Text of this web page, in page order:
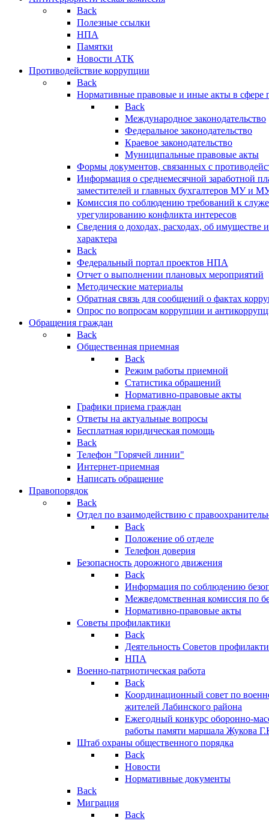
Back
Полезные ссылки
НПА
Памятки
Новости АТК
Противодействие коррупции
Back
Нормативные правовые и иные акты в сфере
Back
Международное законодательство
Федеральное законодательство
Краевое законодательство
Муниципальные правовые акты
Формы документов, связанных с
Информация о среднемесячной заработной
заместителей и главных бухгалтеров МУ и
Комиссия по соблюдению требований к
урегулированию конфликта интересов
Сведения о доходах, расходах, об имуществе
характера
Back
Федеральный портал проектов НПА
Отчет о выполнении плановых мероприятий
Методические материалы
Обратная связь для сообщений о фактах
Опрос по вопросам коррупции и
Обращения граждан
Back
Общественная приемная
Back
Режим работы приемной
Статистика обращений
Нормативно-правовые акты
Графики приема граждан
Ответы на актуальные вопросы
Бесплатная юридическая помощь
Back
Телефон "Горячей линии"
Интернет-приемная
Написать обращение
Правопорядок
Back
Отдел по взаимодействию с
Back
Положение об отделе
Телефон доверия
Безопасность дорожного движения
Back
Информация по соблюдению
Межведомственная комиссия по
Нормативно-правовые акты
Советы профилактики
Back
Деятельность Советов
НПА
Военно-патриотическая работа
Back
Координационный совет по
жителей Лабинского района
Ежегодный конкурс оборонно-
работы памяти маршала Жукова
Штаб охраны общественного порядка
Back
Новости
Нормативные документы
Back
Миграция
Back